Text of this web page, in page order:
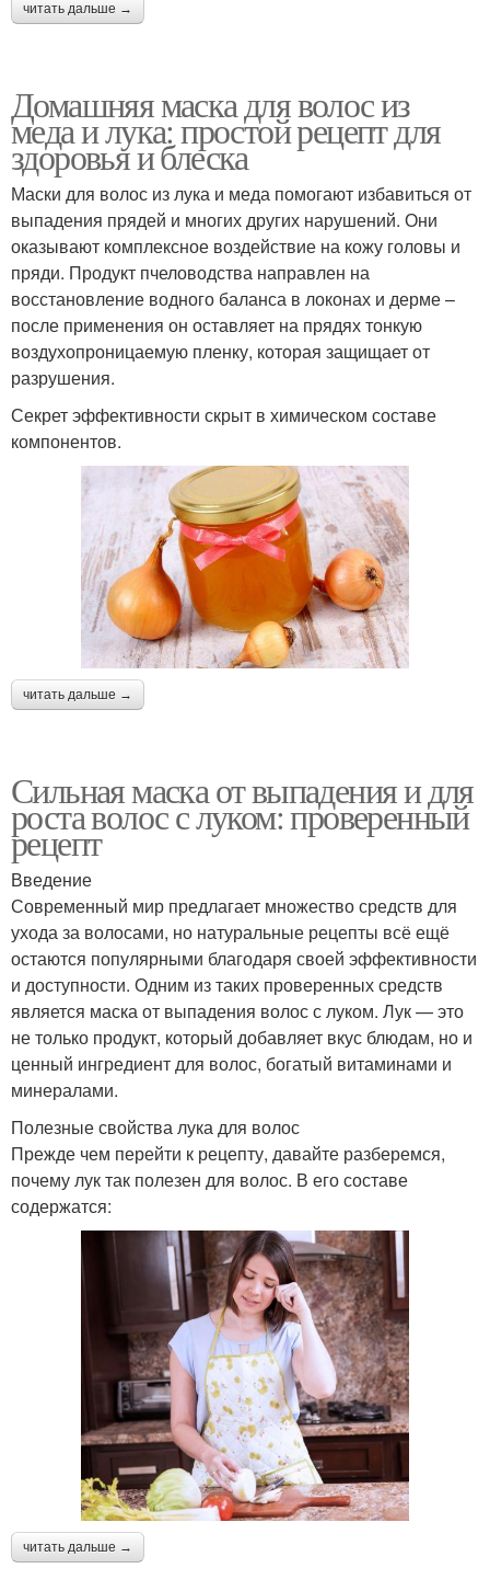
читать дальше →
Домашняя маска для волос из
меда и лука: простой рецепт для
здоровья и блеска
Маски для волос из лука и меда помогают избавиться от
выпадения прядей и многих других нарушений. Они
оказывают комплексное воздействие на кожу головы и
пряди. Продукт пчеловодства направлен на
восстановление водного баланса в локонах и дерме –
после применения он оставляет на прядях тонкую
воздухопроницаемую пленку, которая защищает от
разрушения.
Секрет эффективности скрыт в химическом составе
компонентов.
читать дальше →
Сильная маска от выпадения и для
роста волос с луком: проверенный
рецепт
Введение
Современный мир предлагает множество средств для
ухода за волосами, но натуральные рецепты всё ещё
остаются популярными благодаря своей эффективности
и доступности. Одним из таких проверенных средств
является маска от выпадения волос с луком. Лук — это
не только продукт, который добавляет вкус блюдам, но и
ценный ингредиент для волос, богатый витаминами и
минералами.
Полезные свойства лука для волос
Прежде чем перейти к рецепту, давайте разберемся,
почему лук так полезен для волос. В его составе
содержатся:
читать дальше →